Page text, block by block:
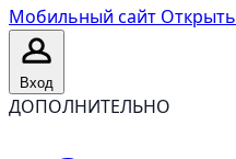
Мобильный сайт Открыть
Вход
ДОПОЛНИТЕЛЬНО